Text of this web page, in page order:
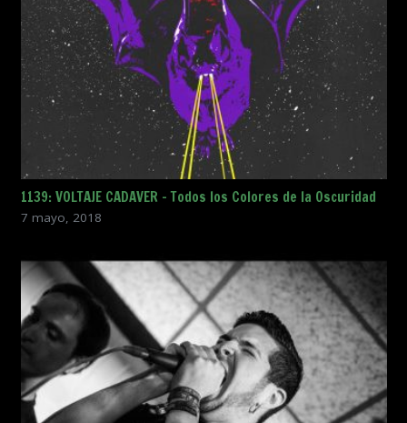
1139: VOLTAJE CADAVER – Todos los Colores de la Oscuridad
7 mayo, 2018